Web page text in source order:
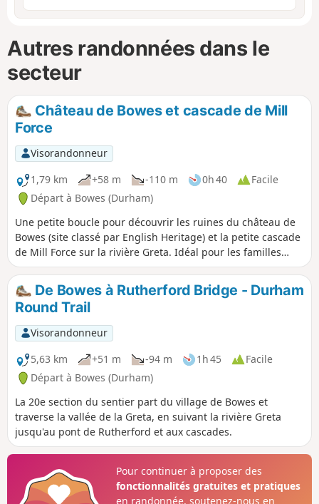
Autres randonnées dans le
secteur
Château de Bowes et cascade de Mill
Force
Visorandonneur
1,79 km
+58 m -110 m 0h 40
Facile
Départ à Bowes (Durham)
Une petite boucle pour découvrir les ruines du château de
Bowes (site classé par English Heritage) et la petite cascade
de Mill Force sur la rivière Greta. Idéal pour les familles
avec de jeunes enfants et pour les propriétaires de chiens.
De Bowes à Rutherford Bridge - Durham
Round Trail
Visorandonneur
5,63 km
+51 m -94 m 1h 45
Facile
Départ à Bowes (Durham)
La 20e section du sentier part du village de Bowes et
traverse la vallée de la Greta, en suivant la rivière Greta
jusqu'au pont de Rutherford et aux cascades.
Pour continuer à proposer des
fonctionnalités gratuites et pratiques
en randonnée, soutenez-nous en